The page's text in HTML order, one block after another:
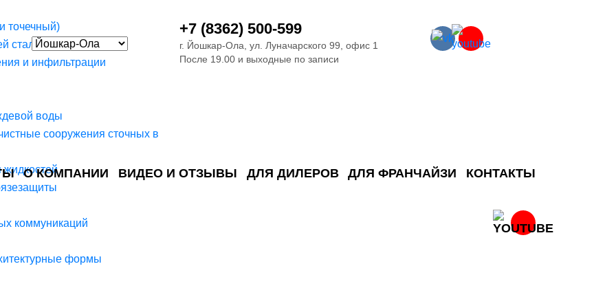
+7 (8362) 500-599
г. Йошкар-Ола, ул. Луначарского 99, офис 1
После 19.00 и выходные по записи
О КОМПАНИИ ВИДЕО И ОТЗЫВЫ ДЛЯ ДИЛЕРОВ ДЛЯ ФРАНЧАЙЗИ КОНТАКТЫ
точечный)
стали
и инфильтрации
воды
сооружения сточных в
жидкостей
коммуникаций
формы